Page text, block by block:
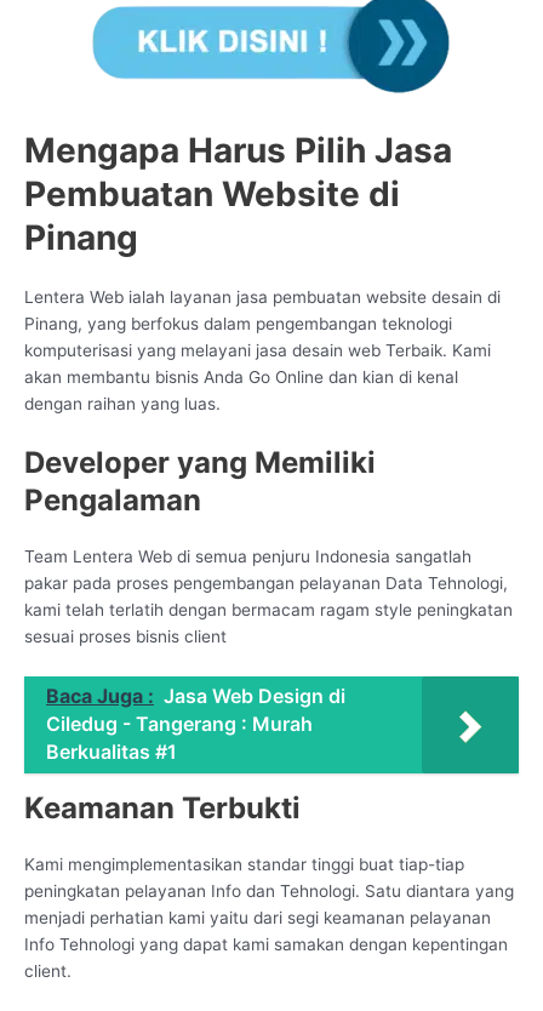
Mengapa Harus Pilih Jasa
Pembuatan Website di
Pinang
Lentera Web ialah layanan jasa pembuatan website desain di
Pinang, yang berfokus dalam pengembangan teknologi
komputerisasi yang melayani jasa desain web Terbaik. Kami
akan membantu bisnis Anda Go Online dan kian di kenal
dengan raihan yang luas.
Developer yang Memiliki
Pengalaman
Team Lentera Web di semua penjuru Indonesia sangatlah
pakar pada proses pengembangan pelayanan Data Tehnologi,
kami telah terlatih dengan bermacam ragam style peningkatan
sesuai proses bisnis client
Baca Juga : Jasa Web Design di
Ciledug - Tangerang : Murah
Berkualitas #1
Keamanan Terbukti
Kami mengimplementasikan standar tinggi buat tiap-tiap
peningkatan pelayanan Info dan Tehnologi. Satu diantara yang
menjadi perhatian kami yaitu dari segi keamanan pelayanan
Info Tehnologi yang dapat kami samakan dengan kepentingan
client.